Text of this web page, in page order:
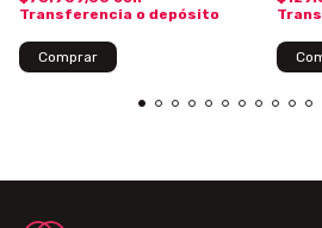
Transferencia o depósito
Comprar